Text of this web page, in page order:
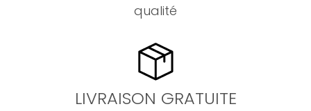
qualité
LIVRAISON GRATUITE